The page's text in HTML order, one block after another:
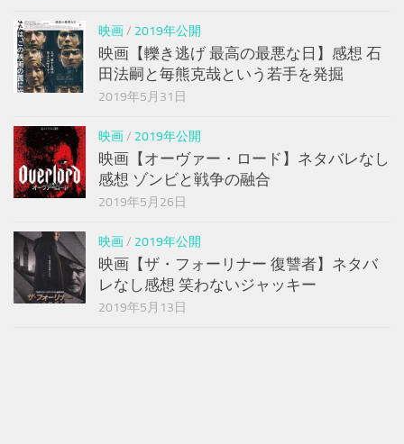
映画/ 2019年公開
映画【轢き逃げ 最高の最悪な日】感想 石
田法嗣と毎熊克哉という若手を発掘
2019年5月31日
映画/ 2019年公開
映画【オーヴァー・ロード】ネタバレなし
感想 ゾンビと戦争の融合
2019年5月26日
映画/ 2019年公開
映画【ザ・フォーリナー 復讐者】ネタバ
レなし感想 笑わないジャッキー
2019年5月13日